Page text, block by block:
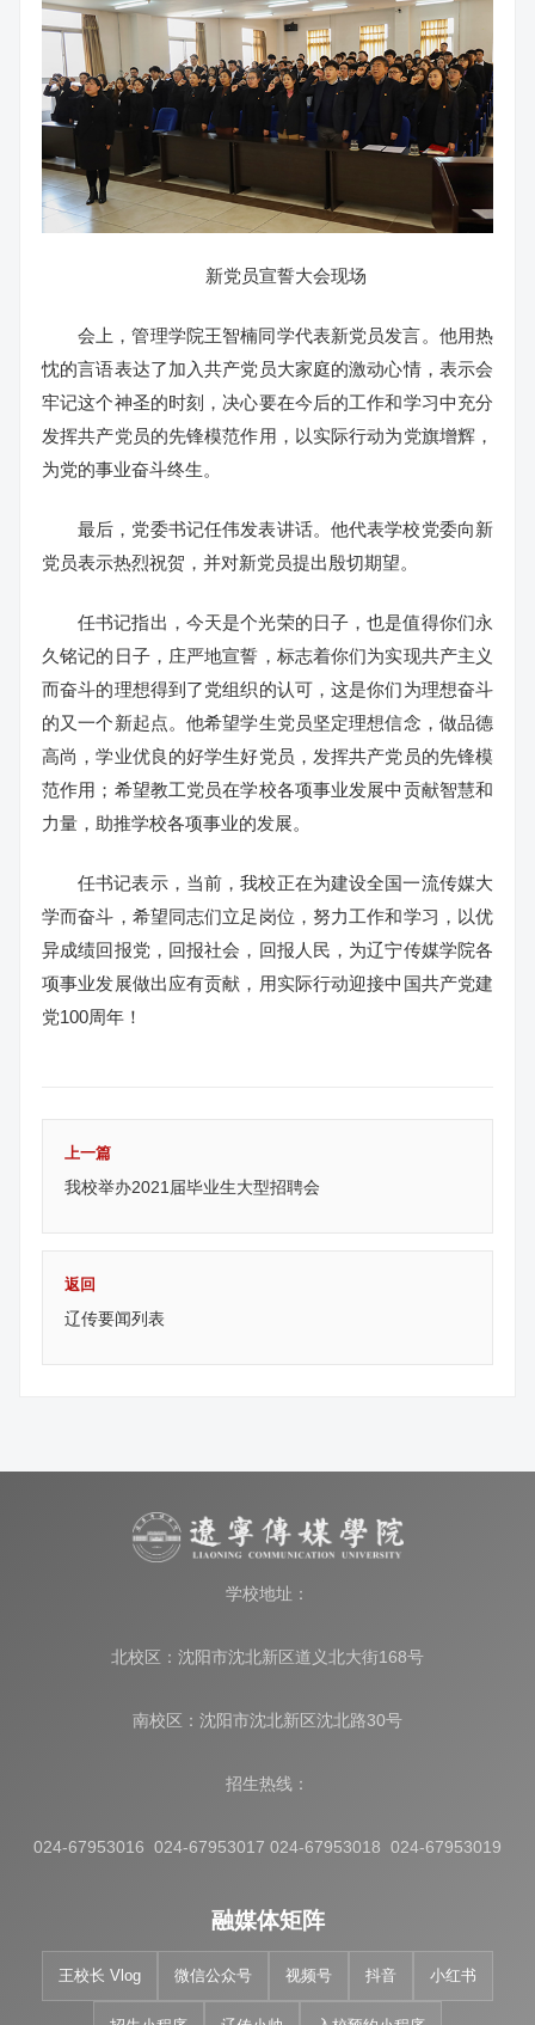
新党员宣誓大会现场
会上，管理学院王智楠同学代表新党员发言。他用热
忱的言语表达了加入共产党员大家庭的激动心情，表示会
牢记这个神圣的时刻，决心要在今后的工作和学习中充分
发挥共产党员的先锋模范作用，以实际行动为党旗增辉，
为党的事业奋斗终生。
最后，党委书记任伟发表讲话。他代表学校党委向新
党员表示热烈祝贺，并对新党员提出殷切期望。
任书记指出，今天是个光荣的日子，也是值得你们永
久铭记的日子，庄严地宣誓，标志着你们为实现共产主义
而奋斗的理想得到了党组织的认可，这是你们为理想奋斗
的又一个新起点。他希望学生党员坚定理想信念，做品德
高尚，学业优良的好学生好党员，发挥共产党员的先锋模
范作用；希望教工党员在学校各项事业发展中贡献智慧和
力量，助推学校各项事业的发展。
任书记表示，当前，我校正在为建设全国一流传媒大
学而奋斗，希望同志们立足岗位，努力工作和学习，以优
异成绩回报党，回报社会，回报人民，为辽宁传媒学院各
项事业发展做出应有贡献，用实际行动迎接中国共产党建
党100周年！
上一篇
我校举办2021届毕业生大型招聘会
返回
辽传要闻列表
学校地址：
北校区：沈阳市沈北新区道义北大街168号
南校区：沈阳市沈北新区沈北路30号
招生热线：
024-67953016 024-67953017 024-67953018 024-67953019
融媒体矩阵
王校长 Vlog 微信公众号 视频号 抖音 小红书